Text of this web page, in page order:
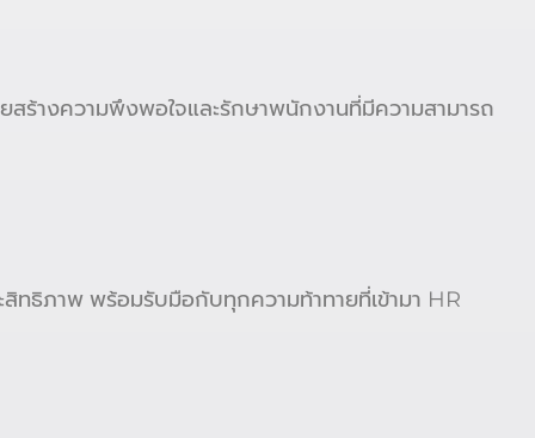
สร้างความพึงพอใจและรักษาพนักงานที่มีความสามารถ
ทธิภาพ พร้อมรับมือกับทุกความท้าทายที่เข้ามา HR